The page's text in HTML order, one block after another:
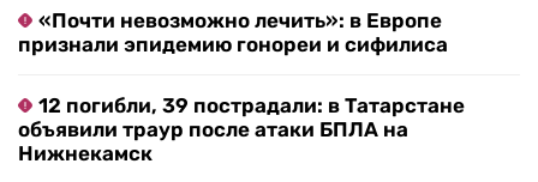
«Почти невозможно лечить»: в Европе
признали эпидемию гонореи и сифилиса
12 погибли, 39 пострадали: в Татарстане
объявили траур после атаки БПЛА на
Нижнекамск